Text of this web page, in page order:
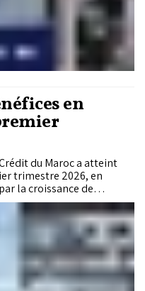
en
du Maroc a atteint
trimestre 2026, en
la croissance de
charges et